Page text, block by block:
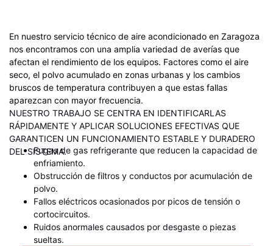
En nuestro servicio técnico de aire acondicionado en Zaragoza
nos encontramos con una amplia variedad de averías que
afectan el rendimiento de los equipos. Factores como el aire
seco, el polvo acumulado en zonas urbanas y los cambios
bruscos de temperatura contribuyen a que estas fallas
aparezcan con mayor frecuencia.
NUESTRO TRABAJO SE CENTRA EN IDENTIFICARLAS
RÁPIDAMENTE Y APLICAR SOLUCIONES EFECTIVAS QUE
GARANTICEN UN FUNCIONAMIENTO ESTABLE Y DURADERO
DEL SISTEMA.
Fugas de gas refrigerante que reducen la capacidad de
enfriamiento.
Obstrucción de filtros y conductos por acumulación de
polvo.
Fallos eléctricos ocasionados por picos de tensión o
cortocircuitos.
Ruidos anormales causados por desgaste o piezas
sueltas.